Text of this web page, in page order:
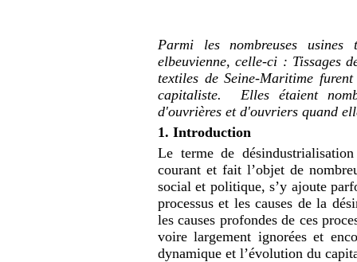
Parmi les nombreuses usines
elbeuvienne, celle-ci : Tissages
textiles de Seine-Maritime
capitaliste. Elles étaient
d'ouvrières et d'ouvriers quand
1. Introduction
Le terme de
courant et fait l’objet de
social et politique, s’y ajoute
processus et les causes de la
les causes profondes de ces
voire largement ignorées et
dynamique et l’évolution du